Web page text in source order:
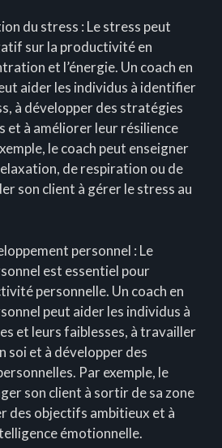
du stress : Le stress peut
sur la productivité en
et l’énergie. Un coach en
aider les individus à identifier
à développer des stratégies
et à améliorer leur résilience
le coach peut enseigner
de respiration ou de
son client à gérer le stress au
personnel : Le
est essentiel pour
personnelle. Un coach en
peut aider les individus à
et leurs faiblesses, à travailler
soi et à développer des
Par exemple, le
son client à sortir de sa zone
des objectifs ambitieux et à
émotionnelle.